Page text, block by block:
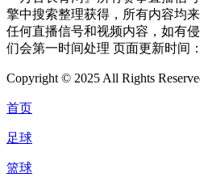
擎中搜索整理获得，所有内容均
任何直播信号和视频内容，如有
们会第一时间处理 页面更新时间
Copyright © 2025 All Rights
首页
足球
篮球